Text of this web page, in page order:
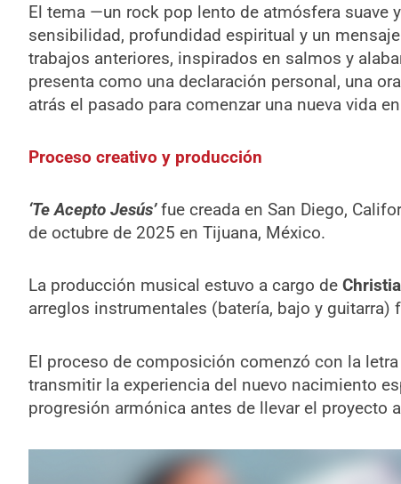
El tema —un rock pop lento de atmósfera suave
sensibilidad, profundidad espiritual y un
trabajos anteriores, inspirados en salmos y
presenta como una declaración personal, una
atrás el pasado para comenzar una nueva vida
Proceso creativo y producción
‘Te Acepto Jesús’fue creada en San Diego,
de octubre de 2025 en Tijuana, México.
La producción musical estuvo a cargo de
arreglos instrumentales (batería, bajo y guitarra)
El proceso de composición comenzó con la
transmitir la experiencia del nuevo nacimiento
progresión armónica antes de llevar el proyecto